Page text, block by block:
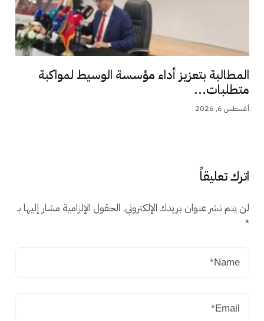
المطالبة بتعزيز أداء مؤسسة الوسيط لمواكبة
متطلبات...
أغسطس 6, 2026
اترك تعليقاً
لن يتم نشر عنوان بريدك الإلكتروني. الحقول الإلزامية مشار إليها بـ
*